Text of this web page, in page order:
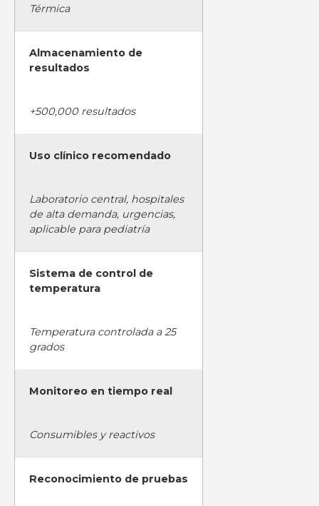
Térmica
Almacenamiento de
resultados
+500,000 resultados
Uso clínico recomendado
Laboratorio central, hospitales
de alta demanda, urgencias,
aplicable para pediatría
Sistema de control de
temperatura
Temperatura controlada a 25
grados
Monitoreo en tiempo real
Consumibles y reactivos
Reconocimiento de pruebas